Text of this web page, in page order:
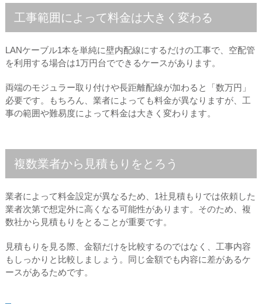
工事範囲によって料金は大きく変わる
LANケーブル1本を単純に壁内配線にするだけの工事で、空配管
を利用する場合は1万円台でできるケースがあります。
両端のモジュラー取り付けや長距離配線が加わると「数万円」
必要です。もちろん、業者によっても料金が異なりますが、工
事の範囲や難易度によって料金は大きく変わります。
複数業者から見積もりをとろう
業者によって料金設定が異なるため、1社見積もりでは依頼した
業者次第で想定外に高くなる可能性があります。そのため、複
数社から見積もりをとることが重要です。
見積もりを見る際、金額だけを比較するのではなく、工事内容
もしっかりと比較しましょう。同じ金額でも内容に差があるケ
ースがあるためです。